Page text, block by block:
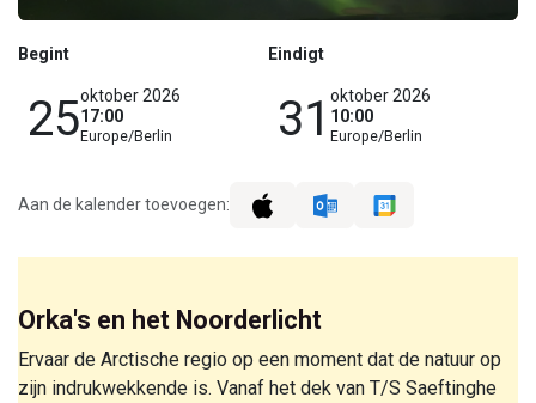
Begint
25oktober 2026
17:00
Europe/Berlin
Eindigt
31 oktober 2026
10:00
Europe/Berlin
Aan de kalender toevoegen:
Orka's en het Noorderlicht
Ervaar de Arctische regio op een moment dat de natuur op
zijn indrukwekkende is. Vanaf het dek van T/S Saeftinghe